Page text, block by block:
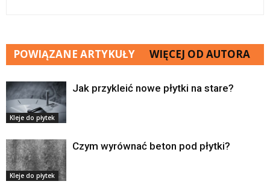
POWIĄZANE ARTYKUŁY WIĘCEJ OD AUTORA
Kleje do płytek
Jak przykleić nowe płytki na stare?
Kleje do płytek
Czym wyrównać beton pod płytki?